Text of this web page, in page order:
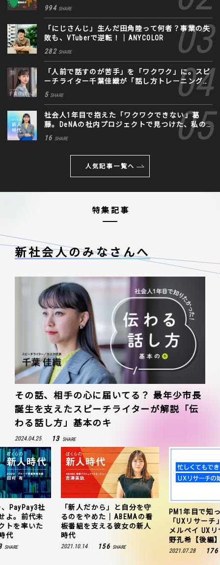
994 SHARE
「にじさんじ」生んだ田角陸って何者？事業の失
敗も、VTuberで逆転！｜ANYCOLOR
282 SHARE
「人前で話すのが苦手」を「ワクワク」に。スピ
ーチライター千葉佳織が「話し方トレーニング」
に込めた思い
5 SHARE
社会人1年目で抱えた「ワクワクできない」葛
藤。DeNAの社内プロジェクトで見つけた、私の
生きる道
16 SHARE
人気記事一覧へ
特集記事
新社会人のみなさんへ
その話、相手の心に届いてる？ 最年少市長
誕生を支えたスピーチライターが解説「伝
わる話し方」基本のキ
2024.04.25 13 SHARE
PayPay3社
よ。前代未
トを率いた
代
SHARE
「新人だから」と自分を守
るのをやめた｜ABEMAの看
板番組を支える彼女の新人
時代
2021.10.14 156 SHARE
PM1年目で知
「UXリサー
メルペイ UX
野孔希【後編
2021.07.28 176